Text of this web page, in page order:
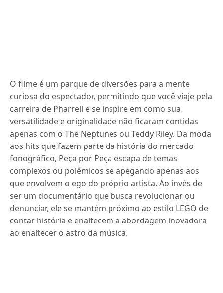
O filme é um parque de diversões para a mente
curiosa do espectador, permitindo que você viaje pela
carreira de Pharrell e se inspire em como sua
versatilidade e originalidade não ficaram contidas
apenas com o The Neptunes ou Teddy Riley. Da moda
aos hits que fazem parte da história do mercado
fonográfico, Peça por Peça escapa de temas
complexos ou polêmicos se apegando apenas aos
que envolvem o ego do próprio artista. Ao invés de
ser um documentário que busca revolucionar ou
denunciar, ele se mantém próximo ao estilo LEGO de
contar história e enaltecem a abordagem inovadora
ao enaltecer o astro da música.